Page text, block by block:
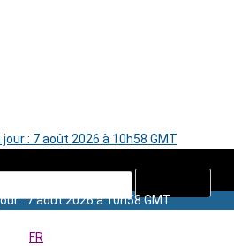
jour : 7 août 2026 à 10h58 GMT
: 7 août 2026 à 10h58 GMT
FR